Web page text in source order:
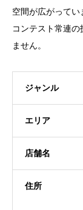
空間が広がってい
コンテスト常連
ません。
ジャンル
エリア
店舗名
住所